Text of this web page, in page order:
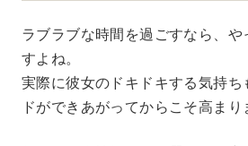
ラブラブな時間を過ごすなら、
すよね。
実際に彼女のドキドキする気持
ドができあがってからこそ高まり